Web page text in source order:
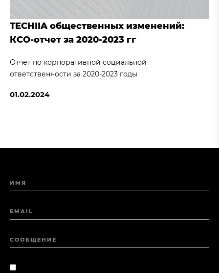
TECHIIA общественных изменений:
КСО-отчет за 2020-2023 гг
Отчет по корпоративной социальной
ответственности за 2020-2023 годы
01.02.2024
ИМЯ
EMAIL
СООБЩЕНИЕ